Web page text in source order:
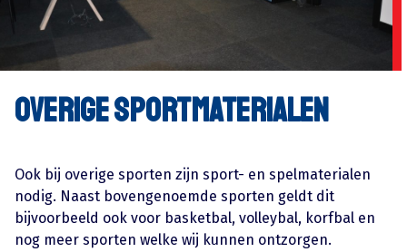
Overige sportmaterialen
Ook bij overige sporten zijn sport- en spelmaterialen
nodig. Naast bovengenoemde sporten geldt dit
bijvoorbeeld ook voor basketbal, volleybal, korfbal en
nog meer sporten welke wij kunnen ontzorgen.